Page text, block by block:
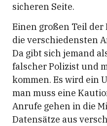
sicheren Seite.
Einen großen Teil
die verschiedensten
Da gibt sich jemand
falscher Polizist und
kommen. Es wird ein
man muss eine
Anrufe gehen in die
Datensätze aus